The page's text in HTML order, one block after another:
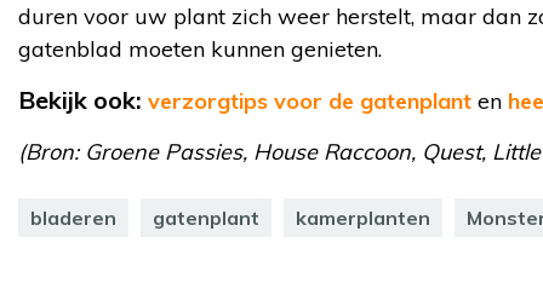
duren voor uw plant zich weer herstelt, maar dan
gatenblad moeten kunnen genieten.
Bekijk ook: verzorgtips voor de gatenplant en
(Bron: Groene Passies, House Raccoon, Quest,
bladeren gatenplant kamerplanten